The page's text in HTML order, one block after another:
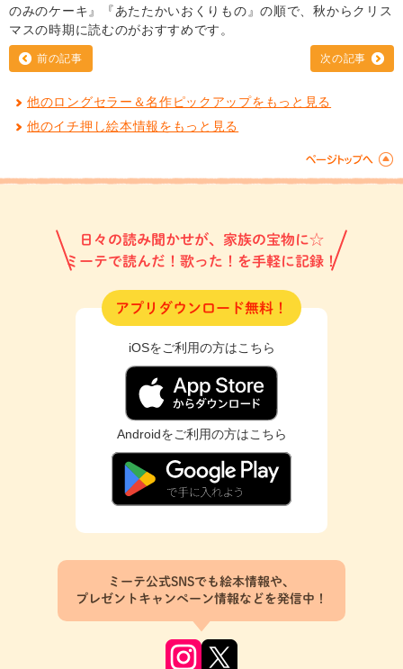
のみのケーキ』『あたたかいおくりもの』の順で、秋からクリス
マスの時期に読むのがおすすめです。
前の記事 次の記事
他のロングセラー＆名作ピックアップをもっと見る
他のイチ押し絵本情報をもっと見る
日々の読み聞かせが、家族の宝物に☆
ミーテで読んだ！歌った！を手軽に記録！
アプリダウンロード無料！
iOSをご利用の方はこちら
Androidをご利用の方はこちら
ミーテ公式SNSでも絵本情報や、
プレゼントキャンペーン情報などを発信中！